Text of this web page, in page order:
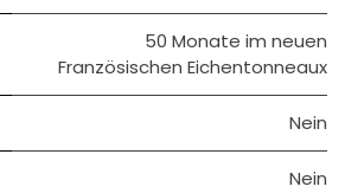
50 Monate im neuen
Französischen Eichentonneaux
Nein
Nein